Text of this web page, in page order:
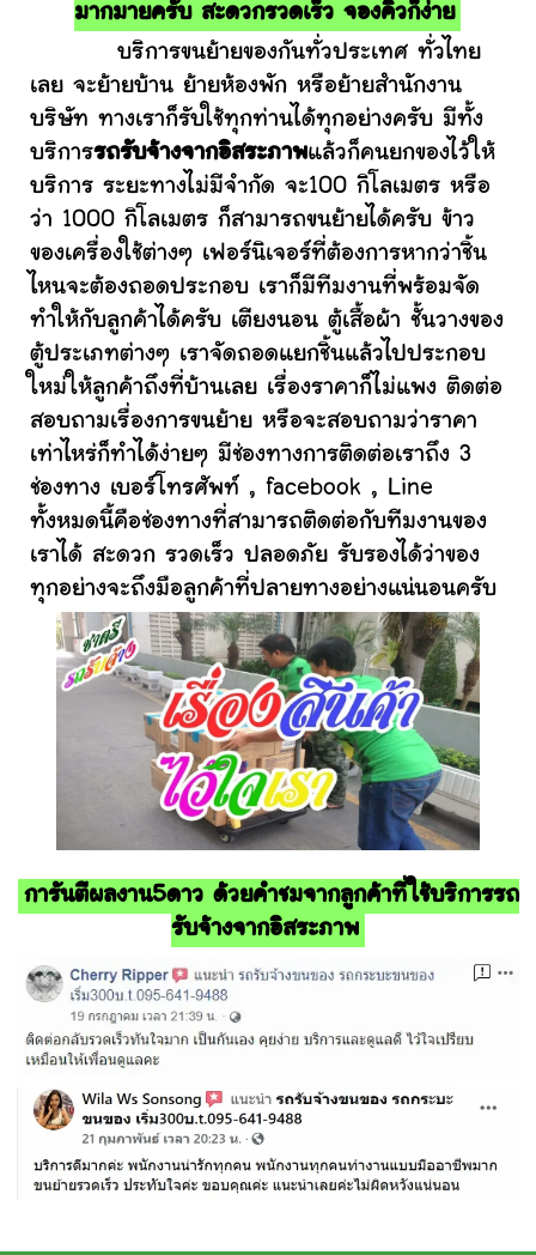
มากมายครับ สะดวกรวดเร็ว จองคิวก็ง่าย
บริการขนย้ายของกันทั่วประเทศ ทั่วไทย
เลย จะย้ายบ้าน ย้ายห้องพัก หรือย้ายสำนักงาน
บริษัท ทางเราก็รับใช้ทุกท่านได้ทุกอย่างครับ มีทั้ง
บริการรถรับจ้างจากอิสระภาพแล้วก็คนยกของไว้ให้
บริการ ระยะทางไม่มีจำกัด จะ100 กิโลเมตร หรือ
ว่า 1000 กิโลเมตร ก็สามารถขนย้ายได้ครับ ข้าว
ของเครื่องใช้ต่างๆ เฟอร์นิเจอร์ที่ต้องการหากว่าชิ้น
ไหนจะต้องถอดประกอบ เราก็มีทีมงานที่พร้อมจัด
ทำให้กับลูกค้าได้ครับ เตียงนอน ตู้เสื้อผ้า ชั้นวางของ
ตู้ประเภทต่างๆ เราจัดถอดแยกชิ้นแล้วไปประกอบ
ใหม่ให้ลูกค้าถึงที่บ้านเลย เรื่องราคาก็ไม่แพง ติดต่อ
สอบถามเรื่องการขนย้าย หรือจะสอบถามว่าราคา
เท่าไหร่ก็ทำได้ง่ายๆ มีช่องทางการติดต่อเราถึง 3
ช่องทาง เบอร์โทรศัพท์ , facebook , Line
ทั้งหมดนี้คือช่องทางที่สามารถติดต่อกับทีมงานของ
เราได้ สะดวก รวดเร็ว ปลอดภัย รับรองได้ว่าของ
ทุกอย่างจะถึงมือลูกค้าที่ปลายทางอย่างแน่นอนครับ
การันตีผลงาน5ดาว ด้วยคำชมจากลูกค้าที่ใช้บริการรถ
รับจ้างจากอิสระภาพ